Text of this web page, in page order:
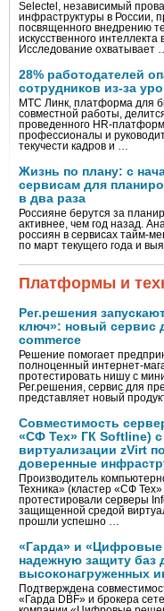
Selectel, независимый
инфраструктуры в России,
посвященного внедрению
искусственного интеллекта
Исследование охватывает
28% работодателей
сотрудников из-за
МТС Линк, платформа для
совместной работы,
проведенного HR-
профессионалы и
текучести кадров и …
Жизнь по плану: с
сервисам для
в два раза
Россияне берутся за
активнее, чем год назад.
россиян в сервисах тайм-
по март текущего года и
Платформы и
Рег.решения
ключ»: новый сервис
commerce
Решение помогает
полноценный интернет-
протестировать нишу с
Рег.решения, сервис для
представляет новый
Совместимость
«СФ Тех» ГК Softline)
виртуализации zVirt
доверенные
Производитель
Техника» (кластер «СФ
протестировали серверы
защищенной средой
прошли успешно …
«Гарда» и
надежную защиту баз
высоконагруженных
Подтверждена
«Гарда DBF» и брокера